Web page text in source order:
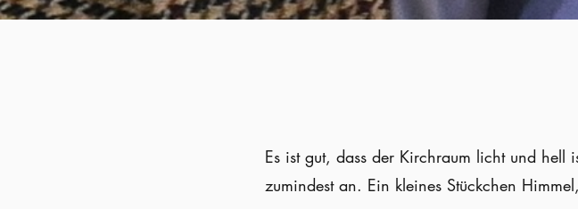
Es ist gut, dass der Kirchraum licht und hell
zumindest an. Ein kleines Stückchen